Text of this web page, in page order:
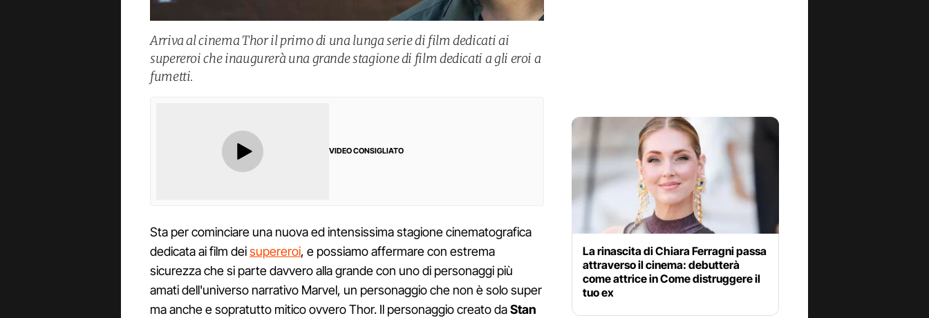
Arriva al cinema Thor il primo di una lunga serie di film dedicati ai
supereroi che inaugurerà una grande stagione di film dedicati a gli eroi a
fumetti.
VIDEO CONSIGLIATO
Sta per cominciare una nuova ed intensissima stagione cinematografica
dedicata ai film deisupereroi, e possiamo affermare con estrema
sicurezza che si parte davvero alla grande con uno di personaggi più
amati dell'universo narrativo Marvel, un personaggio che non è solo super
ma anche e sopratutto mitico ovvero Thor. Il personaggio creato daStan
La rinascita di Chiara Ferragni passa
attraverso il cinema: debutterà
come attrice in Come distruggere il
tuo ex